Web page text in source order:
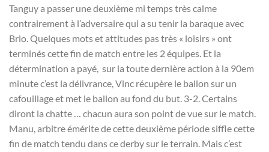
Tanguy a passer une deuxième mi temps très calme
contrairement à l’adversaire qui a su tenir la baraque avec
Brio. Quelques mots et attitudes pas très « loisirs » ont
terminés cette fin de match entre les 2 équipes. Et la
détermination a payé, sur la toute dernière action à la 90em
minute c’est la délivrance, Vinc récupère le ballon sur un
cafouillage et met le ballon au fond du but. 3-2. Certains
diront la chatte … chacun aura son point de vue sur le match.
Manu, arbitre émérite de cette deuxième période siffle cette
fin de match tendu dans ce derby sur le terrain. Mais c’est